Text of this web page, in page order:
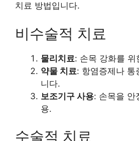
치료 방법입니다.
비수술적 치료
물리치료: 손목 강화를 위
약물 치료: 항염증제나 통
니다.
보조기구 사용: 손목을 안
용.
수술적 치료